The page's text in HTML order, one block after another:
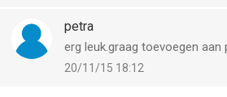
petra
erg leuk.graag toevoegen aan
20/11/15 18:12